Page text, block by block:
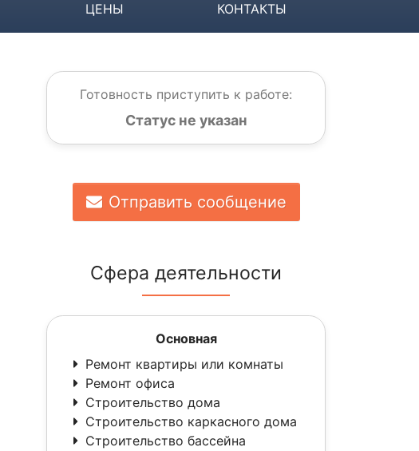
ЦЕНЫ КОНТАКТЫ
Готовность приступить к работе:
Статус не указан
Отправить сообщение
Сфера деятельности
Основная
Ремонт квартиры или комнаты
Ремонт офиса
Строительство дома
Строительство каркасного дома
Строительство бассейна